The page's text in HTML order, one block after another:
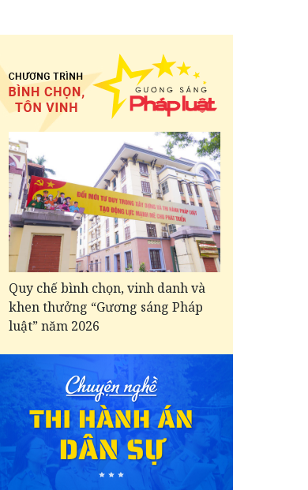
Quy chế bình chọn, vinh danh và
khen thưởng “Gương sáng Pháp
luật” năm 2026